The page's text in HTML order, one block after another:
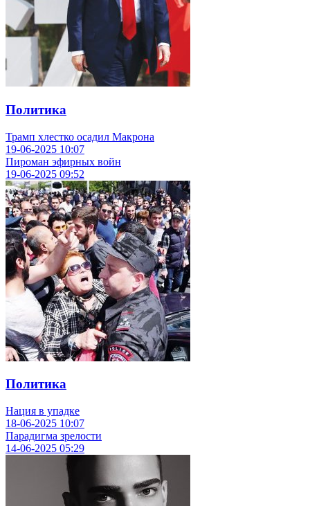
Политика
Трамп хлестко осадил Макрона
19-06-2025 10:07
Пироман эфирных войн
19-06-2025 09:52
Политика
Нация в упадке
18-06-2025 10:07
Парадигма зрелости
14-06-2025 05:29